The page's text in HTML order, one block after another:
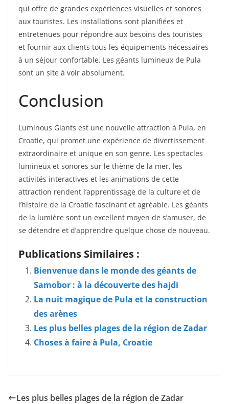
qui offre de grandes expériences visuelles et sonores
aux touristes. Les installations sont planifiées et
entretenues pour répondre aux besoins des touristes
et fournir aux clients tous les équipements nécessaires
à un séjour confortable. Les géants lumineux de Pula
sont un site à voir absolument.
Conclusion
Luminous Giants est une nouvelle attraction à Pula, en
Croatie, qui promet une expérience de divertissement
extraordinaire et unique en son genre. Les spectacles
lumineux et sonores sur le thème de la mer, les
activités interactives et les animations de cette
attraction rendent l’apprentissage de la culture et de
l’histoire de la Croatie fascinant et agréable. Les géants
de la lumière sont un excellent moyen de s’amuser, de
se détendre et d’apprendre quelque chose de nouveau.
Publications Similaires :
Bienvenue dans le monde des géants de
Samobor : à la découverte des hajdi
La nuit magique de Pula et la construction
des arènes
Les plus belles plages de la région de Zadar
Choses à faire à Pula, Croatie
Les plus belles plages de la région de Zadar